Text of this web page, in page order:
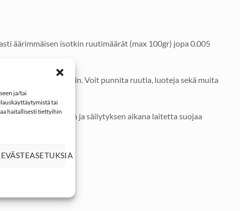
ja/tai
tai
haitallisesti tiettyihin
äärimmäisen isotkin ruutimäärät (max 100gr) jopa 0.005
lataukset panoksiin. Voit punnita ruutia, luoteja sekä muita
Kuljetuksen ja säilytyksen aikana laitetta suojaa